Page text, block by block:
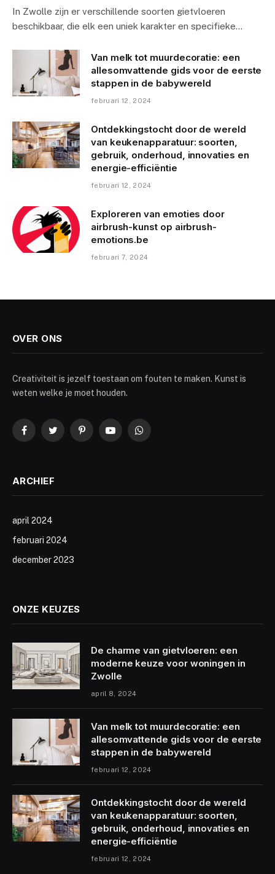
In Zwolle zijn er verschillende soorten gietvloeren
beschikbaar, die elk een uniek karakter en specifieke…
Van melk tot muurdecoratie: een
allesomvattende gids voor de eerste
stappen in de babywereld
februari 12, 2024
Ontdekkingstocht door de wereld
van keukenapparatuur: soorten,
gebruik, onderhoud, innovaties en
energie-efficiëntie
februari 12, 2024
Exploreren van emoties door
airbrush-kunst op airbrush-
emotions.be
februari 7, 2024
OVER ONS
Creativiteit is jezelf toestaan om fouten te maken. Kunst is
weten welke je moet houden.
FacebookTwitterPinterestYouTubeWhatsApp
ARCHIEF
april 2024
februari 2024
december 2023
ONZE KEUZES
De charme van gietvloeren: een
moderne keuze voor woningen in
Zwolle
april 8, 2024
Van melk tot muurdecoratie: een
allesomvattende gids voor de eerste
stappen in de babywereld
februari 12, 2024
Ontdekkingstocht door de wereld
van keukenapparatuur: soorten,
gebruik, onderhoud, innovaties en
energie-efficiëntie
februari 12, 2024